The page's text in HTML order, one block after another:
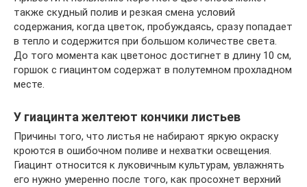
также скудный полив и резкая смена условий
содержания, когда цветок, пробуждаясь, сразу попадает
в тепло и содержится при большом количестве света.
До того момента как цветонос достигнет в длину 10 см,
горшок с гиацинтом содержат в полутемном прохладном
месте.
У гиацинта желтеют кончики листьев
Причины того, что листья не набирают яркую окраску
кроются в ошибочном поливе и нехватки освещения.
Гиацинт относится к луковичным культурам, увлажнять
его нужно умеренно после того, как просохнет верхний